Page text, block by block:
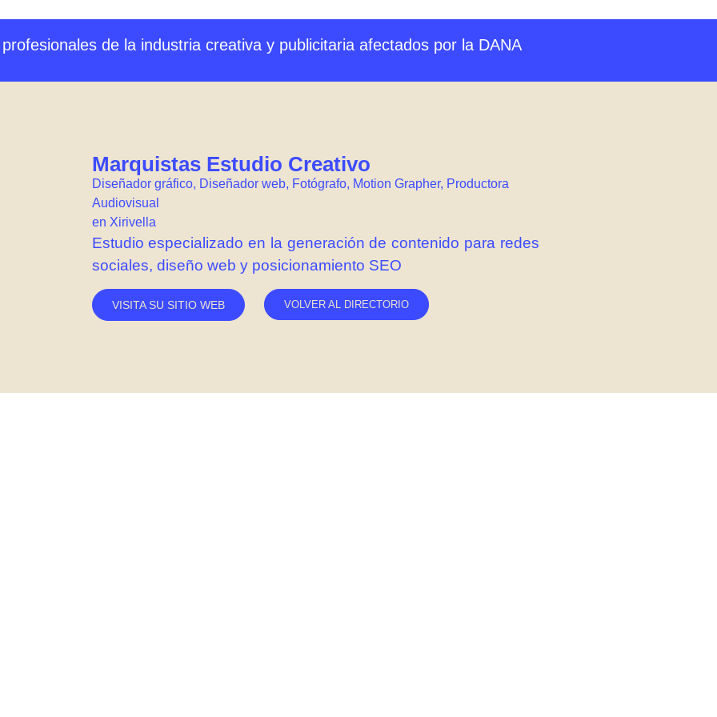
de la industria creativa y publicitaria afectados por la DANA
Marquistas Estudio Creativo
Diseñador gráfico, Diseñador web, Fotógrafo, Motion Grapher, Productora
Audiovisual
en Xirivella
Estudio especializado en la generación de contenido para redes
sociales, diseño web y posicionamiento SEO
VISITA SU SITIO WEB VOLVER AL DIRECTORIO